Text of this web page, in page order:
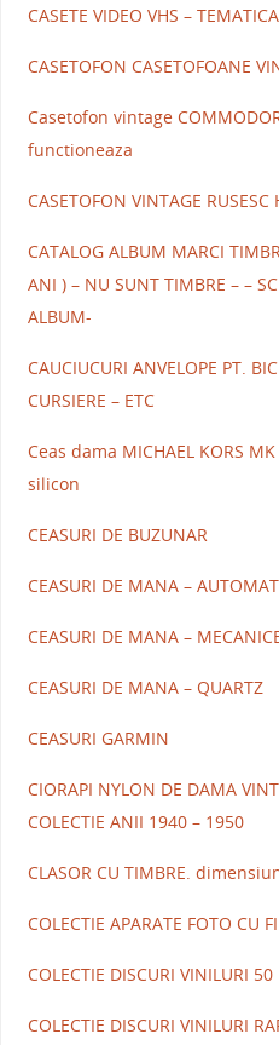
CASETE VIDEO VHS –
CASETOFON CASETOFOANE
Casetofon vintage
functioneaza
CASETOFON VINTAGE
CATALOG ALBUM MARCI
ANI ) – NU SUNT TIMBRE – –
ALBUM-
CAUCIUCURI ANVELOPE PT.
CURSIERE – ETC
Ceas dama MICHAEL KORS
silicon
CEASURI DE BUZUNAR
CEASURI DE MANA –
CEASURI DE MANA –
CEASURI DE MANA – QUARTZ
CEASURI GARMIN
CIORAPI NYLON DE DAMA
COLECTIE ANII 1940 – 1950
CLASOR CU TIMBRE.
COLECTIE APARATE FOTO CU
COLECTIE DISCURI VINILURI
COLECTIE DISCURI VINILURI